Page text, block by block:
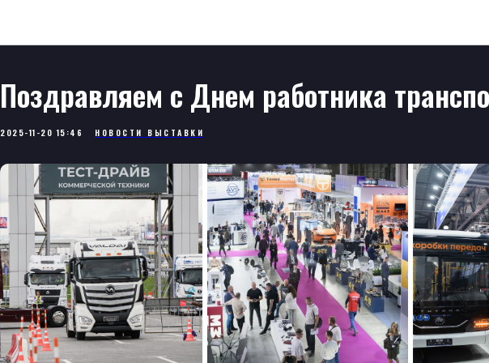
Поздравляем с Днем работника
2025-11-20 15:46 НОВОСТИ ВЫСТАВКИ